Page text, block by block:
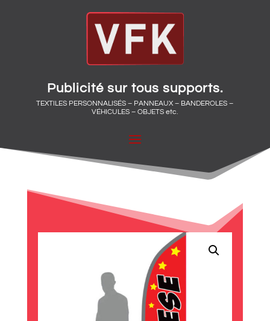
Publicité sur tous supports.
TEXTILES PERSONNALISÉS – PANNEAUX – BANDEROLES –
VÉHICULES – OBJETS etc.